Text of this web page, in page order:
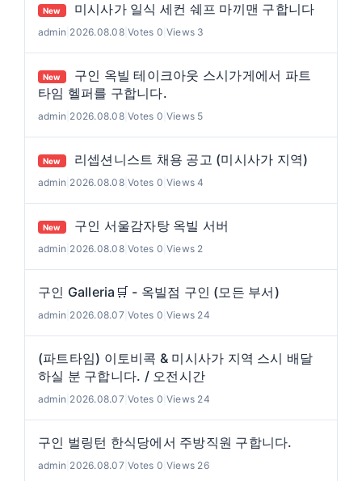
New 미시사가 일식 세컨 쉐프 마끼맨 구합니다
admin 2026.08.08|Votes 0 |Views 3
New
구인 옥빌 테이크아웃 스시가게에서 파트
타임 헬퍼를 구합니다.
admin 2026.08.08|Votes 0 |Views 5
New 리셉션니스트 채용 공고 (미시사가 지역)
admin 2026.08.08|Votes 0 |Views 4
New 구인 서울감자탕 옥빌 서버
admin 2026.08.08|Votes 0 |Views 2
구인 Galleria🛒 - 옥빌점 구인 (모든 부서)
admin 2026.08.07 |Votes 0 |Views 24
(파트타임) 이토비콕 & 미시사가 지역 스시 배달
하실 분 구합니다. / 오전시간
admin 2026.08.07 |Votes 0 |Views 24
구인 벌링턴 한식당에서 주방직원 구합니다.
admin 2026.08.07 |Votes 0 |Views 26